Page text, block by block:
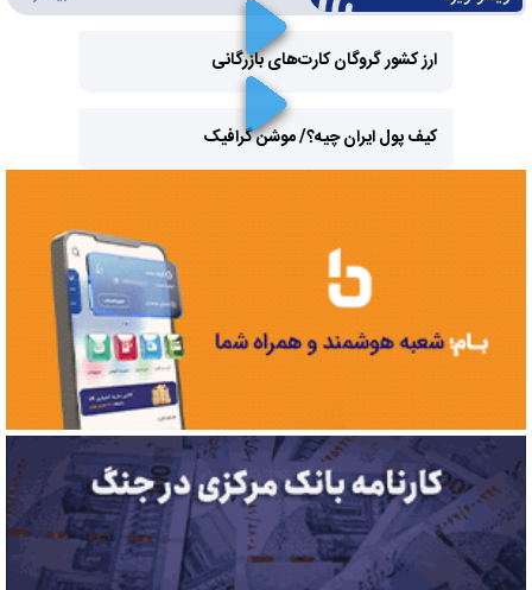
Video
ارز کشور گروگان کارت‌های بازرگانی
کیف پول ایران چیه؟/ موشن گرافیک